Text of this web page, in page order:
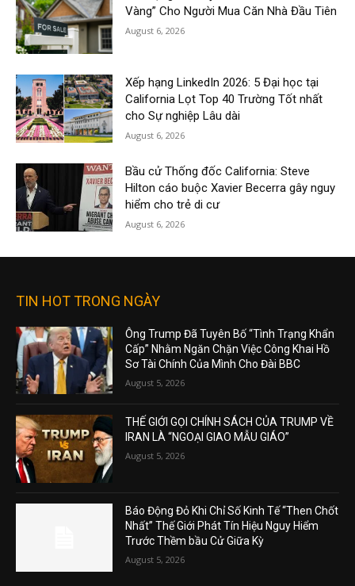
Vàng” Cho Người Mua Căn Nhà Đầu Tiên
August 6, 2026
Xếp hạng LinkedIn 2026: 5 Đại học tại
California Lọt Top 40 Trường Tốt nhất
cho Sự nghiệp Lâu dài
August 6, 2026
Bầu cử Thống đốc California: Steve
Hilton cáo buộc Xavier Becerra gây nguy
hiểm cho trẻ di cư
August 6, 2026
TIN HOT TRONG NGÀY
Ông Trump Đã Tuyên Bố “Tình Trạng Khẩn
Cấp” Nhằm Ngăn Chặn Việc Công Khai Hồ
Sơ Tài Chính Của Mình Cho Đài BBC
August 5, 2026
THẾ GIỚI GỌI CHÍNH SÁCH CỦA TRUMP VỀ
IRAN LÀ “NGOẠI GIAO MẪU GIÁO”
August 5, 2026
Báo Động Đỏ Khi Chỉ Số Kinh Tế “Then Chốt
Nhất” Thế Giới Phát Tín Hiệu Nguy Hiểm
Trước Thềm bầu Cử Giữa Kỳ
August 5, 2026